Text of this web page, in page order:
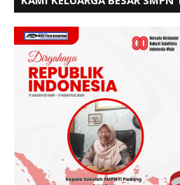
BERDAULAT